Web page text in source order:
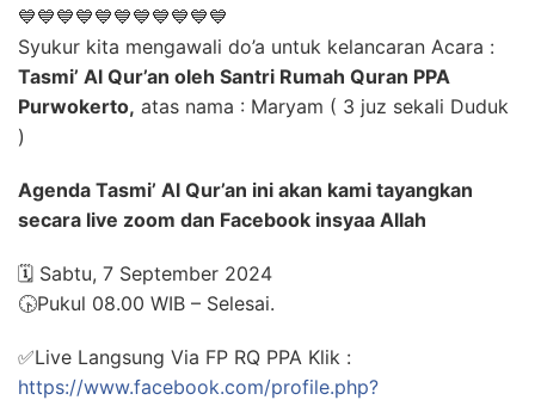
💙💙💙💙💙💙💙💙💙💙💙
Syukur kita mengawali do’a untuk kelancaran​ A​cara :
Tasmi’ Al Qur’an oleh Santri Rumah Quran PPA
Purwokerto, atas nama : Maryam ( 3 juz sekali Duduk
)
Agenda Tasmi’ Al Qur’an ini akan kami tayangkan
secara live zoom dan Facebook insyaa Allah
🗓️ Sabtu, 7 September 2024
🕟Pukul 08.00 WIB – Selesai.
✅Live Langsung Via FP RQ PPA Klik :
https://www.facebook.com/profile.php?